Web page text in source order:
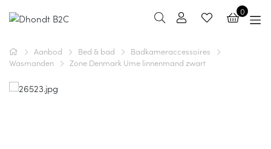
0
Aanbod Bed & bad
Badkameraccessoires
Wasmanden
Zone Denmark Ume linnenmand zwart